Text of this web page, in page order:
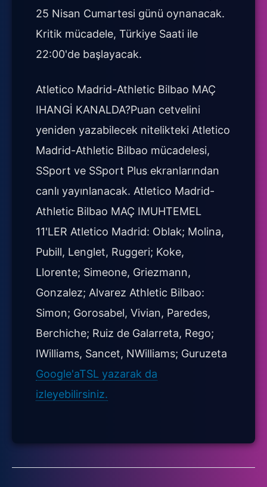
25 Nisan Cumartesi günü oynanacak.
Kritik mücadele, Türkiye Saati ile
22:00'de başlayacak.
Atletico Madrid-Athletic Bilbao MAÇ
IHANGİ KANALDA?Puan cetvelini
yeniden yazabilecek nitelikteki Atletico
Madrid-Athletic Bilbao mücadelesi,
SSport ve SSport Plus ekranlarından
canlı yayınlanacak. Atletico Madrid-
Athletic Bilbao MAÇ IMUHTEMEL
11'LER Atletico Madrid: Oblak; Molina,
Pubill, Lenglet, Ruggeri; Koke,
Llorente; Simeone, Griezmann,
Gonzalez; Alvarez Athletic Bilbao:
Simon; Gorosabel, Vivian, Paredes,
Berchiche; Ruiz de Galarreta, Rego;
IWilliams, Sancet, NWilliams; Guruzeta
Google'aTSL yazarak da
izleyebilirsiniz.